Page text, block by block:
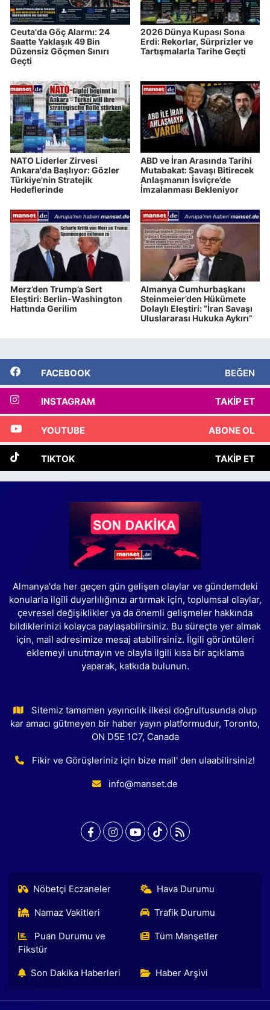
Ceuta'da Göç Alarmı: 24
Saatte Yaklaşık 49 Bin
Düzensiz Göçmen Sınırı
Geçti
2026 Dünya Kupası Sona
Erdi: Rekorlar, Sürprizler ve
Tartışmalarla Tarihe Geçti
NATO Liderler Zirvesi
Ankara'da Başlıyor: Gözler
Türkiye'nin Stratejik
Hedeflerinde
ABD ve İran Arasında Tarihi
Mutabakat: Savaşı Bitirecek
Anlaşmanın İsviçre’de
İmzalanması Bekleniyor
Merz’den Trump’a Sert
Eleştiri: Berlin-Washington
Hattında Gerilim
Almanya Cumhurbaşkanı
Steinmeier’den Hükümete
Dolaylı Eleştiri: “İran Savaşı
Uluslararası Hukuka Aykırı”
FACEBOOK BEĞEN
INSTAGRAM TAKIP ET
YOUTUBE ABONE OL
TIKTOK TAKIP ET
Almanya'da her geçen gün gelişen olaylar ve gündemdeki
konularla ilgili duyarlılığınızı artırmak için, toplumsal olaylar,
çevresel değişiklikler ya da önemli gelişmeler hakkında
bildiklerinizi kolayca paylaşabilirsiniz. Bu süreçte yer almak
için, mail adresimize mesaj atabilirsiniz. İlgili görüntüleri
eklemeyi unutmayın ve olayla ilgili kısa bir açıklama
yaparak, katkıda bulunun.
Sitemiz tamamen yayıncılık ilkesi doğrultusunda olup
kar amacı gütmeyen bir haber yayın platformudur, Toronto,
ON D5E 1C7, Canada
Fikir ve Görüşleriniz için bize mail' den ulaabilirsiniz!
info@manset.de
Nöbetçi Eczaneler Hava Durumu
Namaz Vakitleri Trafik Durumu
Puan Durumu ve
Fikstür
Tüm Manşetler
Son Dakika Haberleri Haber Arşivi